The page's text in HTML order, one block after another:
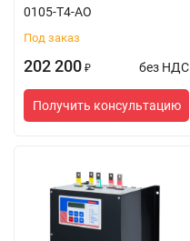
0105-T4-AO
Под заказ
202 200 ₽ без НДС
Получить консультацию